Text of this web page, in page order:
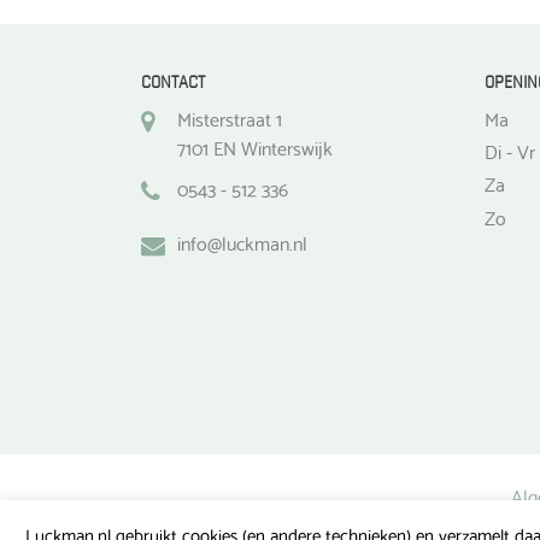
CONTACT
Misterstraat 1
7101 EN Winterswijk
0543 - 512 336
info@luckman.nl
Ma
Di - Vr
Za
Zo